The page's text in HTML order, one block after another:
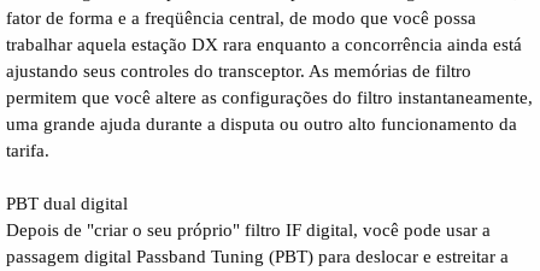
fator de forma e a freqüência central, de modo que você possa
trabalhar aquela estação DX rara enquanto a concorrência ainda está
ajustando seus controles do transceptor. As memórias de filtro
permitem que você altere as configurações do filtro instantaneamente,
uma grande ajuda durante a disputa ou outro alto funcionamento da
tarifa.
PBT dual digital
Depois de "criar o seu próprio" filtro IF digital, você pode usar a
passagem digital Passband Tuning (PBT) para deslocar e estreitar a